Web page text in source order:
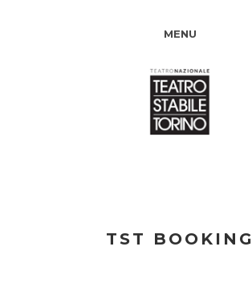
MENU
TST BOOKING